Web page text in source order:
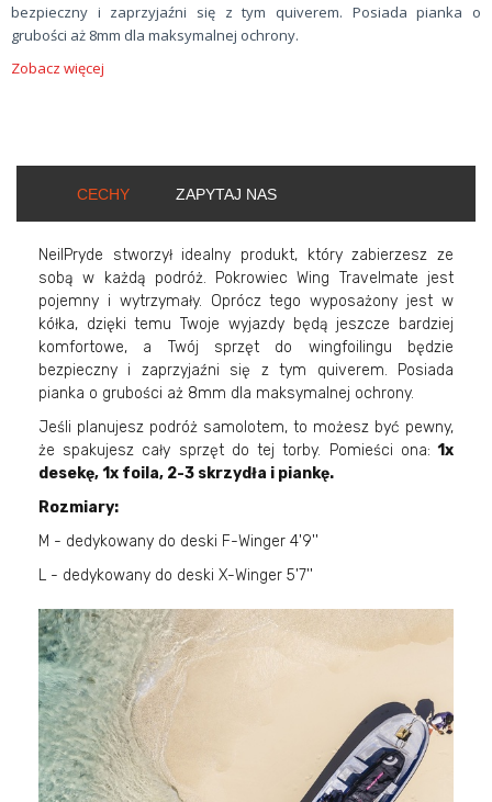
bezpieczny i zaprzyjaźni się z tym quiverem. Posiada pianka o
grubości aż 8mm dla maksymalnej ochrony.
Zobacz więcej
CECHY ZAPYTAJ NAS
NeilPryde stworzył idealny produkt, który zabierzesz ze
sobą w każdą podróż. Pokrowiec Wing Travelmate jest
pojemny i wytrzymały. Oprócz tego wyposażony jest w
kółka, dzięki temu Twoje wyjazdy będą jeszcze bardziej
komfortowe, a Twój sprzęt do wingfoilingu będzie
bezpieczny i zaprzyjaźni się z tym quiverem. Posiada
pianka o grubości aż 8mm dla maksymalnej ochrony.
Jeśli planujesz podróż samolotem, to możesz być pewny,
że spakujesz cały sprzęt do tej torby. Pomieści ona: 1x
desekę, 1x foila, 2-3 skrzydła i piankę.
Rozmiary:
M - dedykowany do deski F-Winger 4'9''
L - dedykowany do deski X-Winger 5'7''